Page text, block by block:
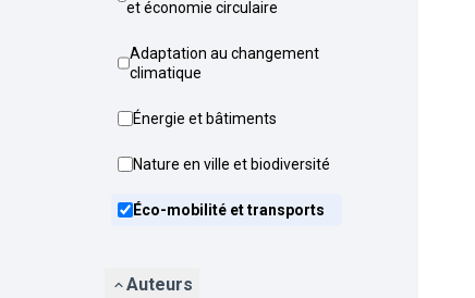
et économie circulaire
Adaptation au changement
climatique
Énergie et bâtiments
Nature en ville et biodiversité
Éco-mobilité et transports
Auteurs